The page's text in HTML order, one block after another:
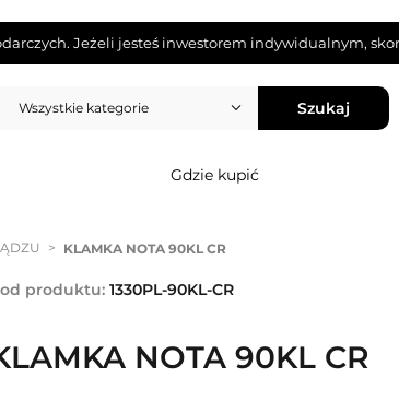
Jeżeli jesteś inwestorem indywidualnym,
Wszystkie kategorie Szukaj
Gdzie kupić
> KLAMKA NOTA 90KL CR
produktu: 1330PL-90KL-CR
NOTA 90KL CR